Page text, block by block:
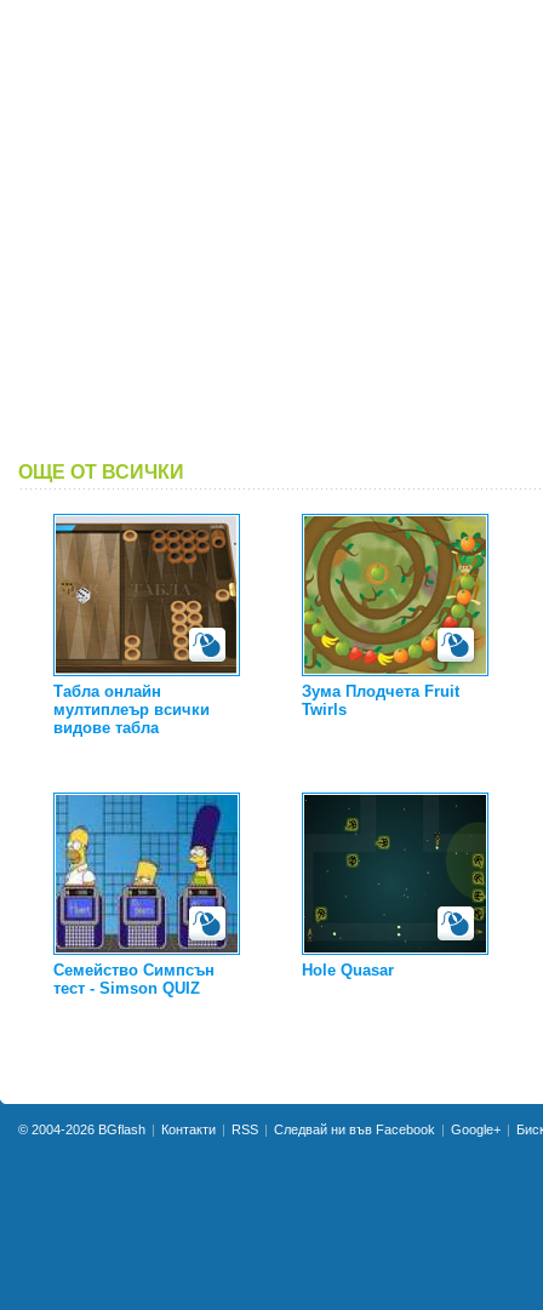
ОЩЕ ОТ ВСИЧКИ
Табла онлайн
мултиплеър всички
видове табла
Зума Плодчета Fruit
Twirls
Семейство Симпсън
тест - Simson QUIZ
Hole Quasar
© 2004-2026 BGflash Контакти RSS Следвай ни във Facebook Google+